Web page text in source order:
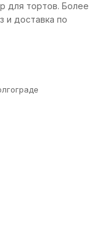
для тортов. Более
и доставка по